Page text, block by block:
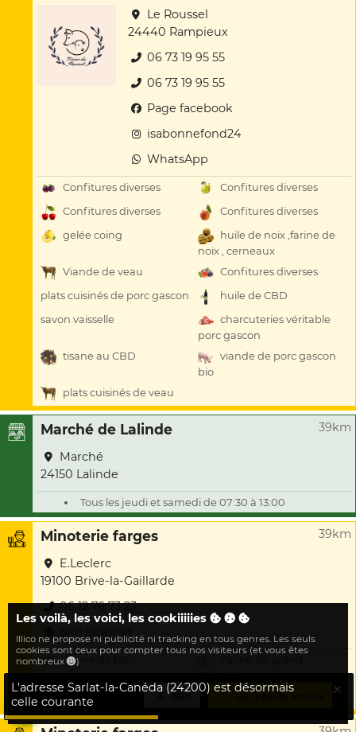
Le Roussel
24440 Rampieux
06 73 19 95 55
06 73 19 95 55
Page facebook
isabonnefond24
WhatsApp
Confitures diverses
Confitures diverses
Confitures diverses
Confitures diverses
gelée coing
huile de noix ,farine de
noix , cerneaux
Viande de veau
Confitures diverses
plats cuisinés de porc gascon
huile de CBD
savon vaisselle
charcuteries véritable
porc gascon
tisane au CBD
viande de porc gascon
bio
plats cuisinés de veau
Marché de Lalinde 39km
Marché
24150 Lalinde
Tous les jeudi et samedi de 07:30 à 13:00
Minoterie farges 39km
E.Leclerc
19100 Brive-la-Gaillarde
06 12 76 73 23
Farine de blé
Farine de sarrasin
L'adresse Sarlat-la-Canéda (24200) est désormais
celle courante
Les voilà, les voici, les cookiiiiies
Illico ne propose ni publicité ni tracking en tous genres. Les seuls
cookies sont ceux pour compter tous nos visiteurs (et vous êtes
nombreux
).
Non Ok, pas de soucis